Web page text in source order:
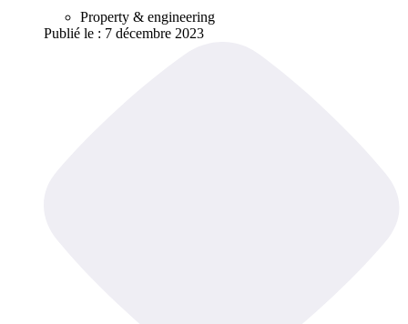
Property & engineering
Publié le : 7 décembre 2023